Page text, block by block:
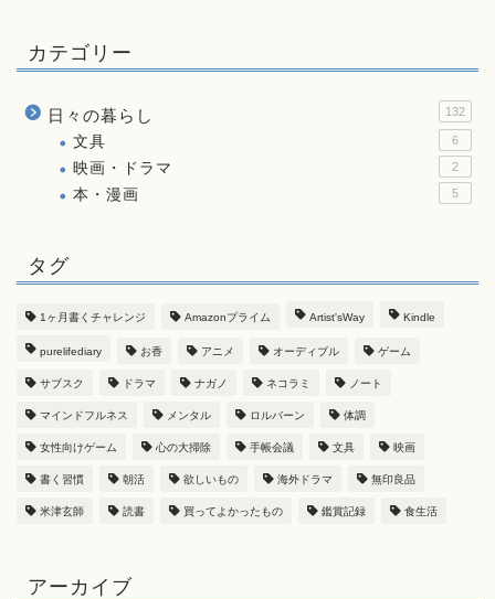
カテゴリー
日々の暮らし 132
文具 6
映画・ドラマ 2
本・漫画 5
タグ
1ヶ月書くチャレンジ Amazonプライム Artist'sWay Kindle
purelifediary お香 アニメ オーディブル ゲーム
サブスク ドラマ ナガノ ネコラミ ノート
マインドフルネス メンタル ロルバーン 体調
女性向けゲーム 心の大掃除 手帳会議 文具 映画
書く習慣 朝活 欲しいもの 海外ドラマ 無印良品
米津玄師 読書 買ってよかったもの 鑑賞記録 食生活
アーカイブ